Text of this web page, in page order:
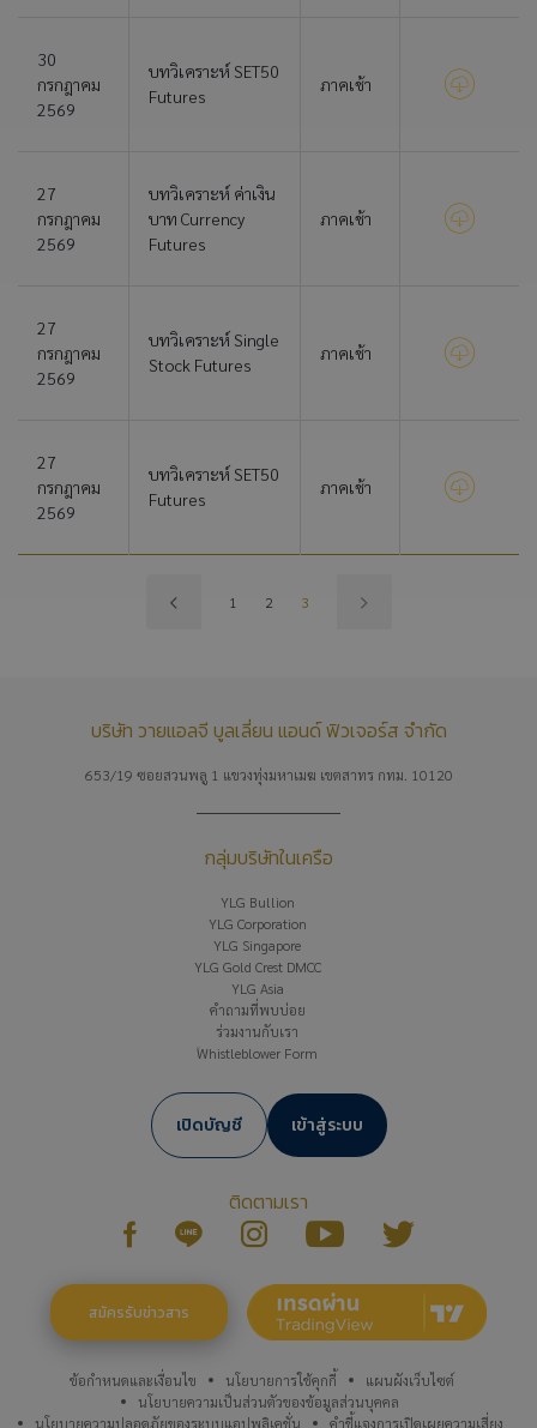
30
กรกฎาคม
2569
บทวิเคราะห์ SET50
Futures
ภาคเช้า
27
กรกฎาคม
2569
บทวิเคราะห์ ค่าเงิน
บาท Currency
Futures
ภาคเช้า
27
กรกฎาคม
2569
บทวิเคราะห์ Single
Stock Futures
ภาคเช้า
27
กรกฎาคม
2569
บทวิเคราะห์ SET50
Futures
ภาคเช้า
1 2 3
บริษัท วายแอลจี บูลเลี่ยน แอนด์ ฟิวเจอร์ส จำกัด
653/19 ซอยสวนพลู 1 แขวงทุ่งมหาเมฆ เขตสาทร กทม. 10120
กลุ่มบริษัทในเครือ
YLG Bullion
YLG Corporation
YLG Singapore
YLG Gold Crest DMCC
YLG Asia
คำถามที่พบบ่อย
ร่วมงานกับเรา
Whistleblower Form
เปิดบัญชี เข้าสู่ระบบ
ติดตามเรา
สมัครรับข่าวสาร
ข้อกำหนดและเงื่อนไข นโยบายการใช้คุกกี้
แผนผังเว็บไซต์
นโยบายความเป็นส่วนตัวของข้อมูลส่วนบุคคล
นโยบายความปลอดภัยของระบบแอปพลิเคชั่น
คำชี้แจงการเปิดเผยความเสี่ยง